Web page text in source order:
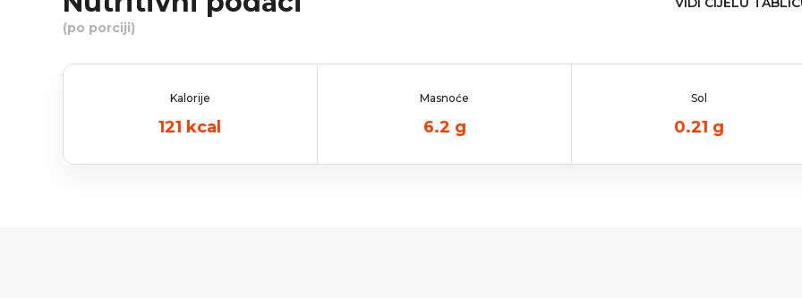
(po porciji)
Kalorije
121 kcal
Masnoće
6.2 g
Sol
0.21 g